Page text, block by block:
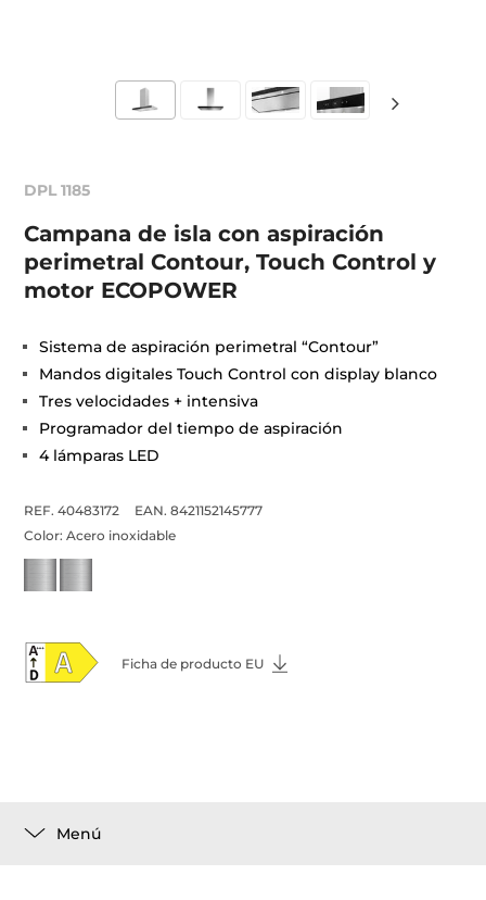
DPL 1185
Campana de isla con aspiración
perimetral Contour, Touch Control y
motor ECOPOWER
Sistema de aspiración perimetral “Contour”
Mandos digitales Touch Control con display blanco
Tres velocidades + intensiva
Programador del tiempo de aspiración
4 lámparas LED
REF. 40483172
EAN. 8421152145777
Color:Acero inoxidable
Ficha de producto EU
Menú